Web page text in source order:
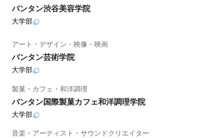
バンタン渋谷美容学院
大学部
アート・デザイン・映像・映画
バンタン芸術学院
大学部
製菓・カフェ・和洋調理
バンタン国際製菓カフェ和洋調理学院
大学部
音楽・アーティスト・サウンドクリエイター